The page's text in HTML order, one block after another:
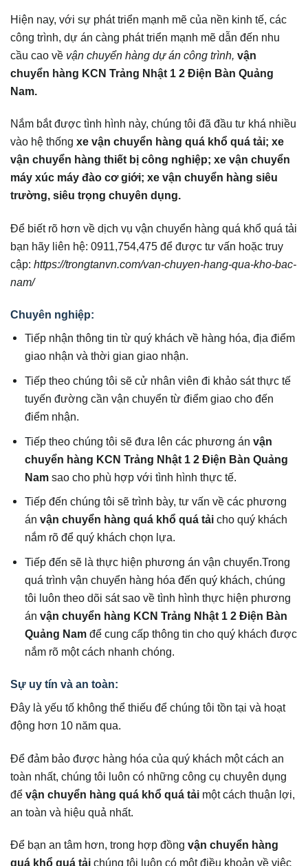
Hiện nay, với sự phát triển mạnh mẽ của nền kinh tế, các
công trình, dự án càng phát triển mạnh mẽ dẫn đến nhu
cầu cao về vận chuyển hàng dự án công trình, vận
chuyển hàng KCN Trảng Nhật 1 2 Điện Bàn Quảng
Nam.
Nắm bắt được tình hình này, chúng tôi đã đầu tư khá nhiều
vào hệ thống xe vận chuyển hàng quá khổ quá tải; xe
vận chuyển hàng thiết bị công nghiệp; xe vận chuyển
máy xúc máy đào cơ giới; xe vận chuyển hàng siêu
trường, siêu trọng chuyên dụng.
Để biết rõ hơn về dịch vụ vận chuyển hàng quá khổ quá tải
bạn hãy liên hệ: 0911,754,475 để được tư vấn hoặc truy
cập: https://trongtanvn.com/van-chuyen-hang-qua-kho-bac-
nam/
Chuyên nghiệp:
Tiếp nhận thông tin từ quý khách về hàng hóa, địa điểm
giao nhận và thời gian giao nhận.
Tiếp theo chúng tôi sẽ cử nhân viên đi khảo sát thực tế
tuyến đường cần vận chuyển từ điểm giao cho đến
điểm nhận.
Tiếp theo chúng tôi sẽ đưa lên các phương ánvận
chuyển hàng KCN Trảng Nhật 1 2 Điện Bàn Quảng
Nam sao cho phù hợp với tình hình thực tế.
Tiếp đến chúng tôi sẽ trình bày, tư vấn về các phương
ánvận chuyển hàng quá khổ quá tải cho quý khách
nắm rõ để quý khách chọn lựa.
Tiếp đến sẽ là thực hiện phương án vận chuyển.Trong
quá trình vận chuyển hàng hóa đến quý khách, chúng
tôi luôn theo dõi sát sao về tình hình thực hiện phương
ánvận chuyển hàng KCN Trảng Nhật 1 2 Điện Bàn
Quảng Nam để cung cấp thông tin cho quý khách được
nắm rõ một cách nhanh chóng.
Sự uy tín và an toàn:
Đây là yếu tố không thể thiếu để chúng tôi tồn tại và hoạt
động hơn 10 năm qua.
Để đảm bảo được hàng hóa của quý khách một cách an
toàn nhất, chúng tôi luôn có những công cụ chuyên dụng
để vận chuyển hàng quá khổ quá tải một cách thuận lợi,
an toàn và hiệu quả nhất.
Để bạn an tâm hơn, trong hợp đồng vận chuyển hàng
quá khổ quá tải chúng tôi luôn có một điều khoản về việc